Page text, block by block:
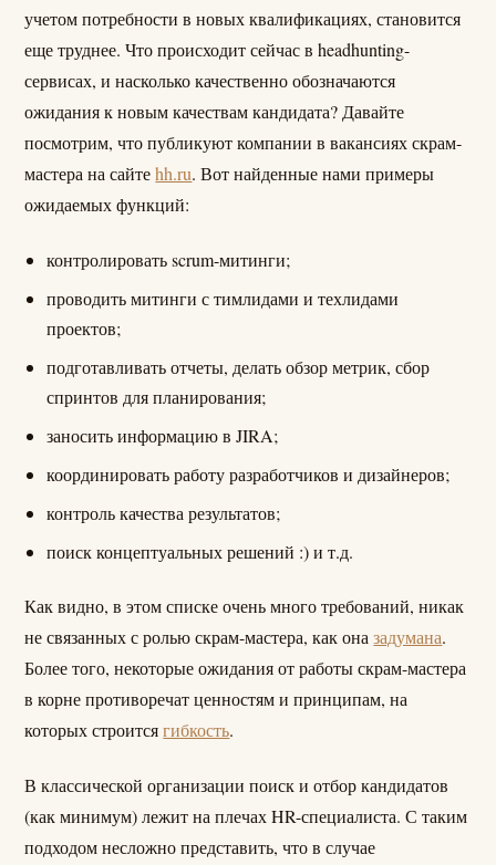
учетом потребности в новых квалификациях, становится
еще труднее. Что происходит сейчас в headhunting-
сервисах, и насколько качественно обозначаются
ожидания к новым качествам кандидата? Давайте
посмотрим, что публикуют компании в вакансиях скрам-
мастера на сайтеhh.ru. Вот найденные нами примеры
ожидаемых функций:
контролировать scrum-митинги;
проводить митинги с тимлидами и техлидами
проектов;
подготавливать отчеты, делать обзор метрик, сбор
спринтов для планирования;
заносить информацию в JIRA;
координировать работу разработчиков и дизайнеров;
контроль качества результатов;
поиск концептуальных решений :) и т.д.
Как видно, в этом списке очень много требований, никак
не связанных с ролью скрам-мастера, как оназадумана.
Более того, некоторые ожидания от работы скрам-мастера
в корне противоречат ценностям и принципам, на
которых строитсягибкость.
В классической организации поиск и отбор кандидатов
(как минимум) лежит на плечах HR-специалиста. С таким
подходом несложно представить, что в случае